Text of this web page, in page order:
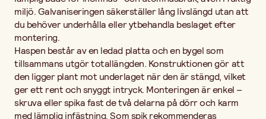
miljö. Galvaniseringen säkerställer lång livslängd utan att
du behöver underhålla eller ytbehandla beslaget efter
montering.
Haspen består av en ledad platta och en bygel som
tillsammans utgör totallängden. Konstruktionen gör att
den ligger plant mot underlaget när den är stängd, vilket
ger ett rent och snyggt intryck. Monteringen är enkel –
skruva eller spika fast de två delarna på dörr och karm
med lämplig infästning. Som spik rekommenderas